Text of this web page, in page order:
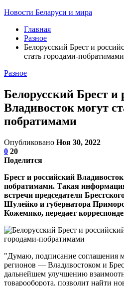
Новости Беларуси и мира
Главная
Разное
Белорусский Брест и
стать городами-побратимами
Разное
Белорусский Брест и
Владивосток могут
побратимами
Опубликовано Ноя 30, 2022
0 20
Поделится
Брест и российский
побратимами. Такая
встречи председателя
Шулейко и губернатора
Кожемяко, передает
"Думаю, подписание соглашения
регионов — Владивостоком и
дальнейшем улучшению
товарооборота, позволит найти